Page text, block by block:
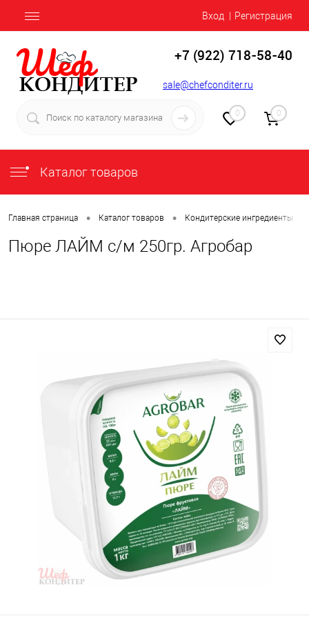
Вход Регистрация
+7 (922) 718-58-40
sale@chefconditer.ru
0 0
Каталог товаров
Главная страница • Каталог товаров • Кондитерские ингредиенты
Пюре ЛАЙМ с/м 250гр. Агробар